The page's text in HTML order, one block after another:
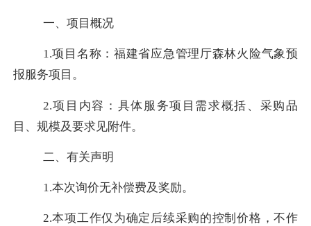
一、项目概况
1.项目名称：福建省应急管理厅森林火险气象预
报服务项目。
2.项目内容：具体服务项目 需求概括、采购品
目、规模及要求 见附件。
二、有关声明
1.本次询价无补偿费及奖励。
2.本项工作仅为确定后续采购的控制价格，不作